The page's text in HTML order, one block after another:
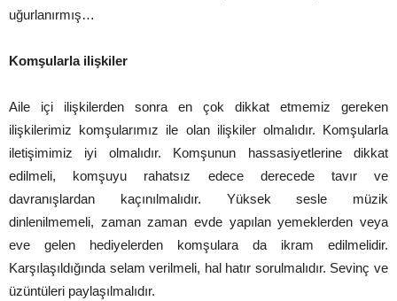
uğurlanırmış…
Komşularla ilişkiler
Aile içi ilişkilerden sonra en çok dikkat etmemiz gereken
ilişkilerimiz komşularımız ile olan ilişkiler olmalıdır. Komşularla
iletişimimiz iyi olmalıdır. Komşunun hassasiyetlerine dikkat
edilmeli, komşuyu rahatsız edece derecede tavır ve
davranışlardan kaçınılmalıdır. Yüksek sesle müzik
dinlenilmemeli, zaman zaman evde yapılan yemeklerden veya
eve gelen hediyelerden komşulara da ikram edilmelidir.
Karşılaşıldığında selam verilmeli, hal hatır sorulmalıdır. Sevinç ve
üzüntüleri paylaşılmalıdır.